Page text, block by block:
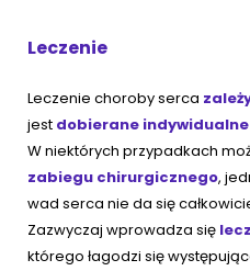
Leczenie
Leczenie choroby serca
jest dobierane indywidualne
W niektórych przypadkach
zabiegu chirurgicznego,
wad serca nie da się
Zazwyczaj wprowadza się
którego łagodzi się